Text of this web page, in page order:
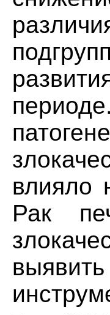
влияло
Рак